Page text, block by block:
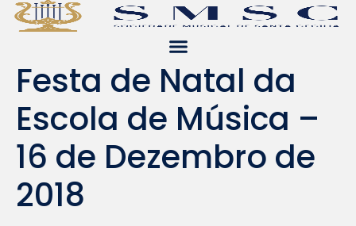
Festa de Natal da
Escola de Música –
16 de Dezembro de
2018